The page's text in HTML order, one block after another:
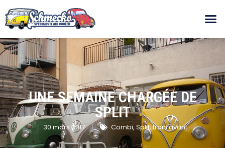
UNE SEMAINE CHARGÉE DE
SPLIT
30 mars 2017 Combi, Split,train avant